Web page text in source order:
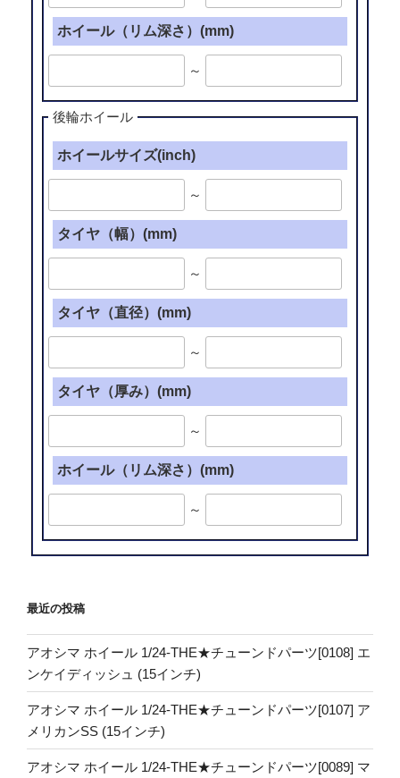
ホイール（リム深さ）(mm)
～
後輪ホイール
ホイールサイズ(inch)
～
タイヤ（幅）(mm)
～
タイヤ（直径）(mm)
～
タイヤ（厚み）(mm)
～
ホイール（リム深さ）(mm)
～
最近の投稿
アオシマ ホイール 1/24-THE★チューンドパーツ[0108] エ
ンケイディッシュ (15インチ)
アオシマ ホイール 1/24-THE★チューンドパーツ[0107] ア
メリカンSS (15インチ)
アオシマ ホイール 1/24-THE★チューンドパーツ[0089] マ